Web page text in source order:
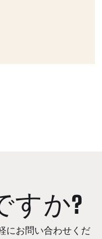
すか?
にお問い合わせくだ